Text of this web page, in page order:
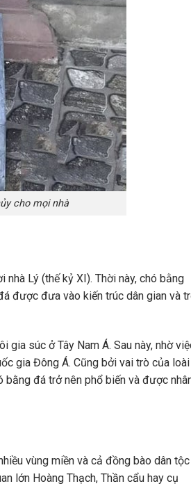
cho mọi nhà
Lý (thế kỷ XI). Thời này, chó bằng
được đưa vào kiến trúc dân gian và
gia súc ở Tây Nam Á. Sau này, nhờ
gia Đông Á. Cũng bởi vai trò của loài
đá trở nên phổ biến và được
vùng miền và cả đồng bào dân tộc
lớn Hoàng Thạch, Thần cẩu hay cụ